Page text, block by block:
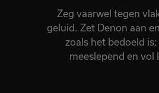
Zeg vaarwel tegen
geluid. Zet Denon aan
zoals het bedoeld is:
meeslepend en vol